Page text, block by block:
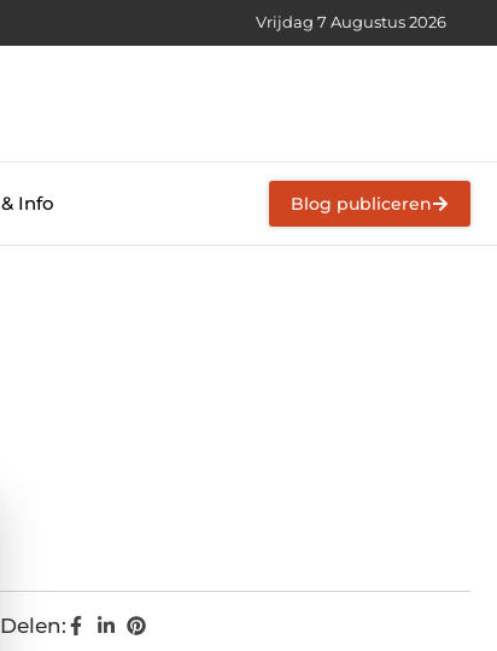
Vrijdag 7 Augustus 2026
Info Blog publiceren
Delen: